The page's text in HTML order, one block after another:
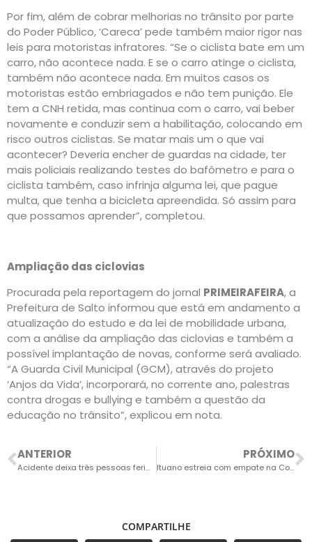
Por fim, além de cobrar melhorias no trânsito por parte
do Poder Público, ‘Careca’ pede também maior rigor nas
leis para motoristas infratores. “Se o ciclista bate em um
carro, não acontece nada. E se o carro atinge o ciclista,
também não acontece nada. Em muitos casos os
motoristas estão embriagados e não tem punição. Ele
tem a CNH retida, mas continua com o carro, vai beber
novamente e conduzir sem a habilitação, colocando em
risco outros ciclistas. Se matar mais um o que vai
acontecer? Deveria encher de guardas na cidade, ter
mais policiais realizando testes do bafômetro e para o
ciclista também, caso infrinja alguma lei, que pague
multa, que tenha a bicicleta apreendida. Só assim para
que possamos aprender”, completou.
Ampliação das ciclovias
Procurada pela reportagem do jornal PRIMEIRAFEIRA, a
Prefeitura de Salto informou que está em andamento a
atualização do estudo e da lei de mobilidade urbana,
com a análise da ampliação das ciclovias e também a
possível implantação de novas, conforme será avaliado.
“A Guarda Civil Municipal (GCM), através do projeto
‘Anjos da Vida’, incorporará, no corrente ano, palestras
contra drogas e bullying e também a questão da
educação no trânsito”, explicou em nota.
ANTERIOR
Acidente deixa três pessoas feridas
PRÓXIMO
Ituano estreia com empate na Copa SP
COMPARTILHE